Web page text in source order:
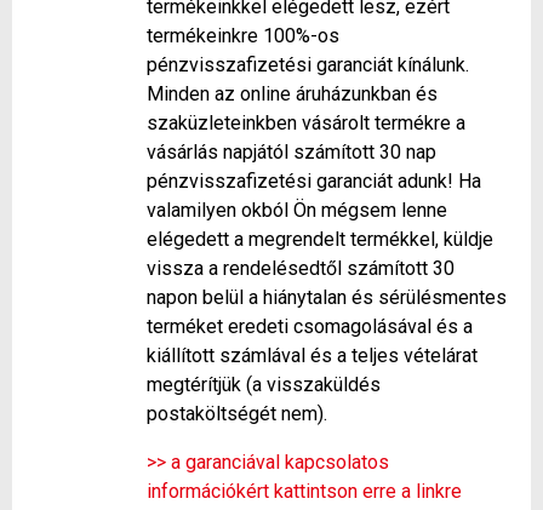
termékeinkkel elégedett lesz, ezért
termékeinkre 100%-os
pénzvisszafizetési garanciát kínálunk.
Minden az online áruházunkban és
szaküzleteinkben vásárolt termékre a
vásárlás napjától számított 30 nap
pénzvisszafizetési garanciát adunk! Ha
valamilyen okból Ön mégsem lenne
elégedett a megrendelt termékkel, küldje
vissza a rendelésedtől számított 30
napon belül a hiánytalan és sérülésmentes
terméket eredeti csomagolásával és a
kiállított számlával és a teljes vételárat
megtérítjük (a visszaküldés
postaköltségét nem).
>> a garanciával kapcsolatos
információkért kattintson erre a linkre